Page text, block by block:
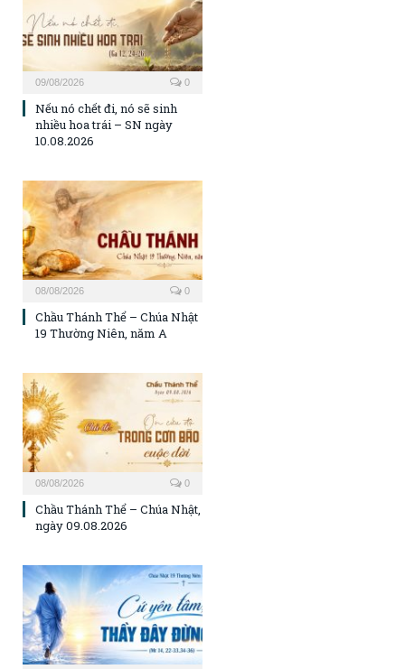
09/08/2026 0
Nếu nó chết đi, nó sẽ sinh
nhiều hoa trái – SN ngày
10.08.2026
08/08/2026 0
Chầu Thánh Thể – Chúa Nhật
19 Thường Niên, năm A
08/08/2026 0
Chầu Thánh Thể – Chúa Nhật,
ngày 09.08.2026